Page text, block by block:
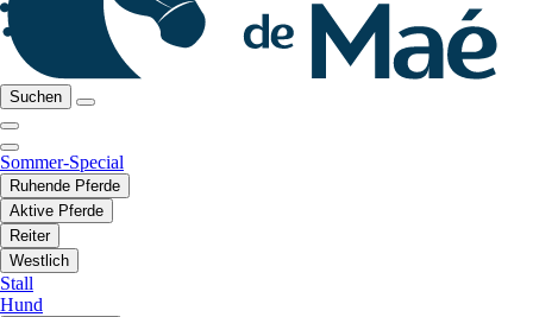
Suchen
Sommer-Special
Ruhende Pferde
Aktive Pferde
Reiter
Westlich
Stall
Hund